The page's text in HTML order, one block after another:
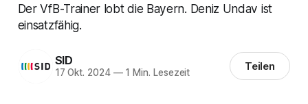
Der VfB-Trainer lobt die Bayern. Deniz Undav ist
einsatzfähig.
SID
17 Okt. 2024 —1 Min. Lesezeit Teilen